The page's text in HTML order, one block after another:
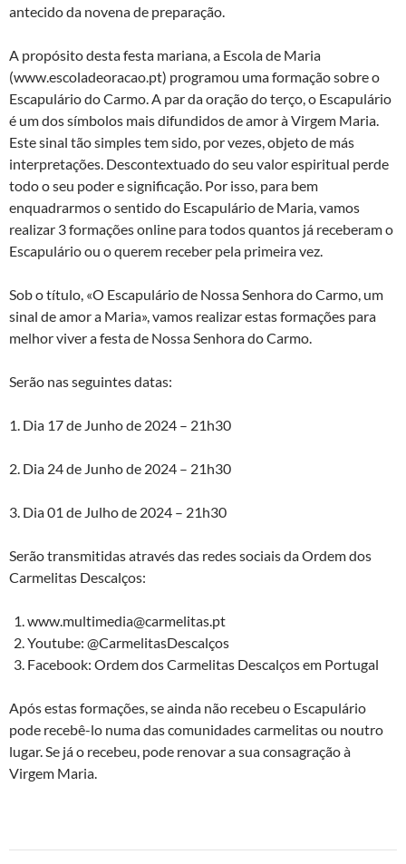
antecido da novena de preparação.
A propósito desta festa mariana, a Escola de Maria
(www.escoladeoracao.pt) programou uma formação sobre o
Escapulário do Carmo. A par da oração do terço, o Escapulário
é um dos símbolos mais difundidos de amor à Virgem Maria.
Este sinal tão simples tem sido, por vezes, objeto de más
interpretações. Descontextuado do seu valor espiritual perde
todo o seu poder e significação. Por isso, para bem
enquadrarmos o sentido do Escapulário de Maria, vamos
realizar 3 formações online para todos quantos já receberam o
Escapulário ou o querem receber pela primeira vez.
Sob o título, «O Escapulário de Nossa Senhora do Carmo, um
sinal de amor a Maria», vamos realizar estas formações para
melhor viver a festa de Nossa Senhora do Carmo.
Serão nas seguintes datas:
1. Dia 17 de Junho de 2024 – 21h30
2. Dia 24 de Junho de 2024 – 21h30
3. Dia 01 de Julho de 2024 – 21h30
Serão transmitidas através das redes sociais da Ordem dos
Carmelitas Descalços:
www.multimedia@carmelitas.pt
Youtube: @CarmelitasDescalços
Facebook: Ordem dos Carmelitas Descalços em Portugal
Após estas formações, se ainda não recebeu o Escapulário
pode recebê-lo numa das comunidades carmelitas ou noutro
lugar. Se já o recebeu, pode renovar a sua consagração à
Virgem Maria.